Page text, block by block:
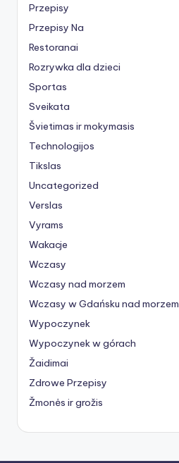
Przepisy
Przepisy Na
Restoranai
Rozrywka dla dzieci
Sportas
Sveikata
Švietimas ir mokymasis
Technologijos
Tikslas
Uncategorized
Verslas
Vyrams
Wakacje
Wczasy
Wczasy nad morzem
Wczasy w Gdańsku nad morzem
Wypoczynek
Wypoczynek w górach
Žaidimai
Zdrowe Przepisy
Žmonės ir grožis